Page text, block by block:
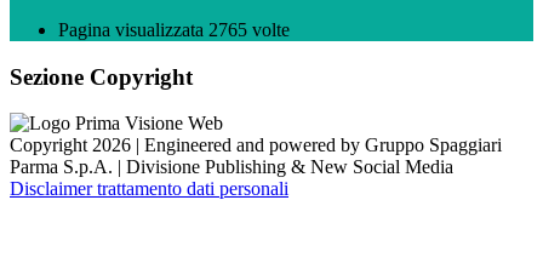
Pagina visualizzata 2765 volte
Sezione Copyright
Copyright 2026 | Engineered and powered by Gruppo Spaggiari
Parma S.p.A. | Divisione Publishing & New Social Media
Disclaimer trattamento dati personali